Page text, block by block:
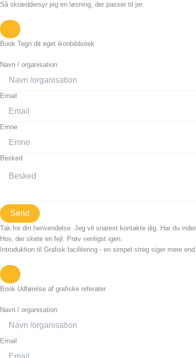
Så skræddersyr jeg en løsning, der passer til jer.
Book Tegn dit eget ikonbibliotek
Navn / organisation
Email
Emne
Besked
Send
Tak for din henvendelse. Jeg vil snarest kontakte dig. Har du
Hov, der skete en fejl. Prøv venligst igen.
Introduktion til Grafisk facilitering - en simpel streg siger mere end
Book Udførelse af grafiske referater
Navn / organisation
Email